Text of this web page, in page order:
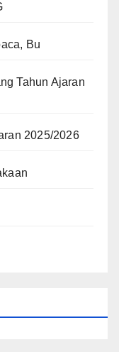
Bu
Tahun Ajaran
2025/2026